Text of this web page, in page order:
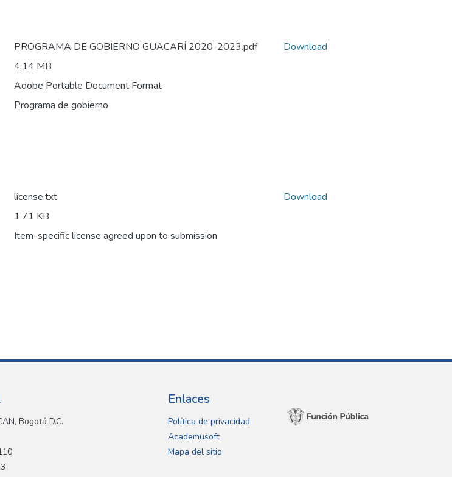
PROGRAMA DE GOBIERNO GUACARÍ 2020-2023.pdf
4.14 MB
Adobe Portable Document Format
Programa de gobierno
Download
license.txt
1.71 KB
Item-specific license agreed upon to submission
Download
Bogotá D.C.
Enlaces
Política de privacidad
Academusoft
Mapa del sitio